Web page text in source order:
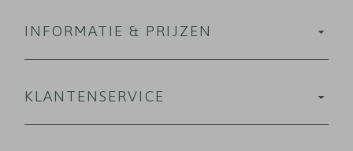
INFORMATIE & PRIJZEN
KLANTENSERVICE